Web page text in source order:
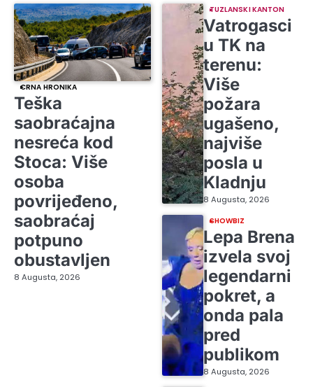
CRNA HRONIKA
Teška
saobraćajna
nesreća kod
Stoca: Više
osoba
povrijeđeno,
saobraćaj
potpuno
obustavljen
8 Augusta, 2026
TUZLANSKI KANTON
Vatrogasci
u TK na
terenu:
Više
požara
ugašeno,
najviše
posla u
Kladnju
8 Augusta, 2026
SHOWBIZ
Lepa Brena
izvela svoj
legendarni
pokret, a
onda pala
pred
publikom
8 Augusta, 2026